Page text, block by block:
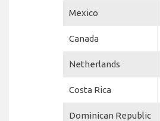
Mexico
Canada
Netherlands
Costa Rica
Dominican Republic